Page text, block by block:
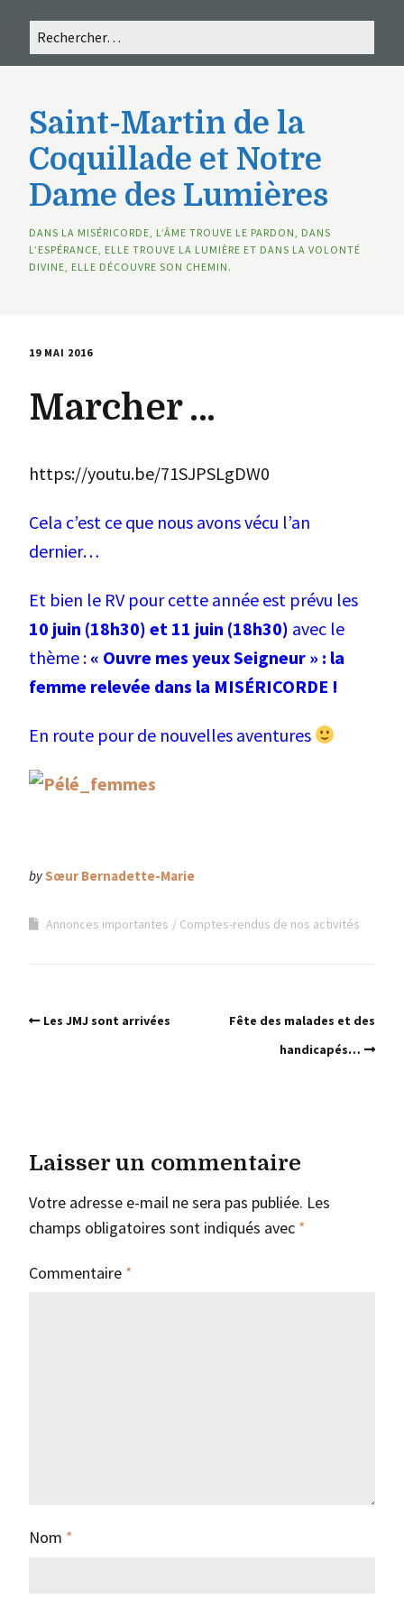
Saint-Martin de la
Coquillade et Notre
Dame des Lumières
DANS LA MISÉRICORDE, L’ÂME TROUVE LE PARDON, DANS
L’ESPÉRANCE, ELLE TROUVE LA LUMIÈRE ET DANS LA VOLONTÉ
DIVINE, ELLE DÉCOUVRE SON CHEMIN.
19 MAI 2016
Marcher …
https://youtu.be/71SJPSLgDW0
Cela c’est ce que nous avons vécu l’an
dernier…
Et bien le RV pour cette année est prévu les
10 juin (18h30) et 11 juin (18h30) avec le
thème : « Ouvre mes yeux Seigneur » : la
femme relevée dans la MISÉRICORDE !
En route pour de nouvelles aventures
bySœur Bernadette-Marie
Annonces importantes Comptes-rendus de nos activités
Les JMJ sont arrivées
Fête des malades et des
handicapés…
Laisser un commentaire
Votre adresse e-mail ne sera pas publiée. Les
champs obligatoires sont indiqués avec *
Commentaire *
Nom *